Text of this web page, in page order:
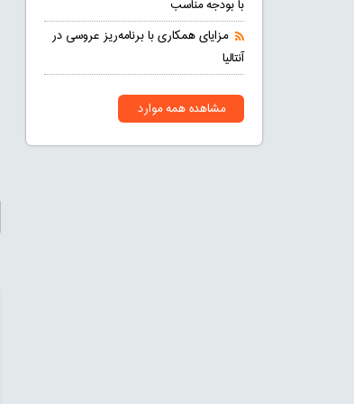
با بودجه مناسب
مزایای همکاری با برنامه‌ریز عروسی در
آنتالیا
مشاهده همه موارد